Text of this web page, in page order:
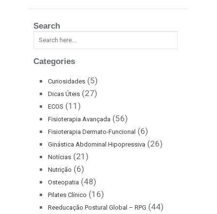
Search
Categories
Curiosidades (5)
Dicas Úteis (27)
ECOS (11)
Fisioterapia Avançada (56)
Fisioterapia Dermato-Funcional (6)
Ginástica Abdominal Hipopressiva (26)
Notícias (21)
Nutrição (6)
Osteopatia (48)
Pilates Clínico (16)
Reeducação Postural Global – RPG (44)